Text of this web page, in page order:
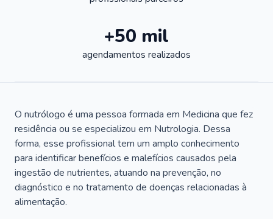
+50 mil
agendamentos realizados
O nutrólogo é uma pessoa formada em Medicina que fez
residência ou se especializou em Nutrologia. Dessa
forma, esse profissional tem um amplo conhecimento
para identificar benefícios e malefícios causados pela
ingestão de nutrientes, atuando na prevenção, no
diagnóstico e no tratamento de doenças relacionadas à
alimentação.